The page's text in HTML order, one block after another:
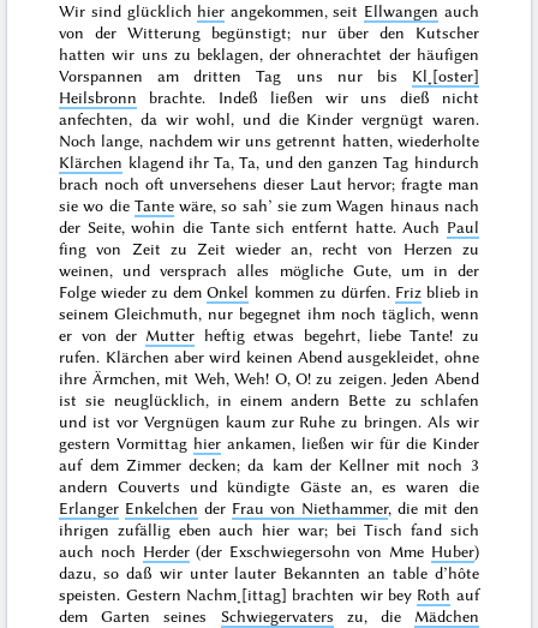
Wir sind glücklich hier angekommen, seit Ellwangen auch
von der Witterung begünstigt; nur über den Kutscher
hatten wir uns zu beklagen, der ohnerachtet der häufigen
Vorspannen am dritten Tag uns nur bis Kl˖[oster]
Heilsbronn brachte. Indeß ließen wir uns dieß nicht
anfechten, da wir wohl, und die Kinder vergnügt waren.
Noch lange, nachdem wir uns getrennt hatten, wiederholte
Klärchen klagend ihr Ta, Ta, und den ganzen Tag hindurch
brach noch oft unversehens dieser Laut hervor; fragte man
sie wo die Tantewäre, so sah’ sie zum Wagen hinaus nach
der Seite, wohin die Tante sich entfernt hatte. Auch Paul
fing von Zeit zu Zeit wieder an, recht von Herzen zu
weinen, und versprach alles mögliche Gute, um in der
Folge wieder zu demOnkel kommen zu dürfen. Frizblieb in
seinem Gleichmuth, nur begegnet ihm noch täglich, wenn
er von der Mutter heftig etwas begehrt, liebe Tante! zu
rufen. Klärchen aber wird keinen Abend ausgekleidet, ohne
ihre Ärmchen, mit Weh, Weh! O, O! zu zeigen. Jeden Abend
ist sie neuglücklich, in einem andern Bette zu schlafen
und ist vor Vergnügen kaum zur Ruhe zu bringen. Als wir
gestern Vormittag hier ankamen, ließen wir für die Kinder
auf dem Zimmer decken; da kam der Kellner mit noch 3
andern Couverts und kündigte Gäste an, es waren die
Erlanger Enkelchen der Frau von Niethammer, die mit den
ihrigen zufällig eben auch hier war; bei Tisch fand sich
auch noch Herder(der Exschwiegersohn von Mme Huber)
dazu, so daß wir unter lauter Bekannten an table d’hôte
speisten. Gestern Nachm˖[ittag] brachten wir bey Roth auf
dem Garten seines Schwiegervaters zu, die Mädchen